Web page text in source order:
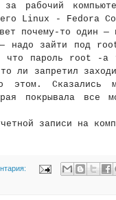
рабочий
Linux - Fedora
почему-то один —
надо зайти под
что пароль root -а
ли запретил
Сказались
покрывала все
записи на